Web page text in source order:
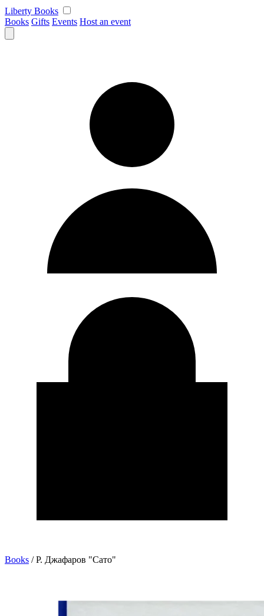
Skip
to
content
Liberty Books
Books Gifts Events Host an event
Books / Р. Джафаров "Сато"